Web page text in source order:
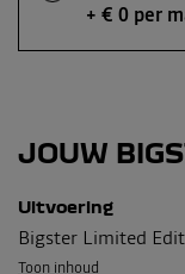
+ € 0 per
JOUW
Uitvoering
Bigster Limited
Toon inhoud